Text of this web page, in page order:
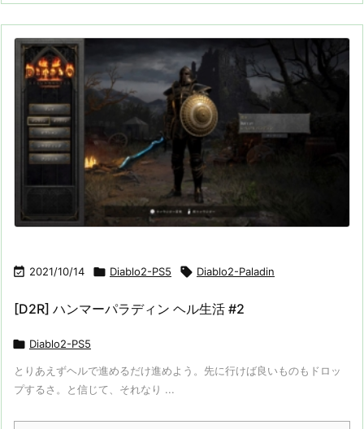
 2021/10/14  Diablo2-PS5  Diablo2-Paladin
[D2R] ハンマーパラディン ヘル生活 #2
 Diablo2-PS5
とりあえずヘルで進めるだけ進めよう。先に行けば良いものもドロッ
プするさ。と信じて、それなり ...